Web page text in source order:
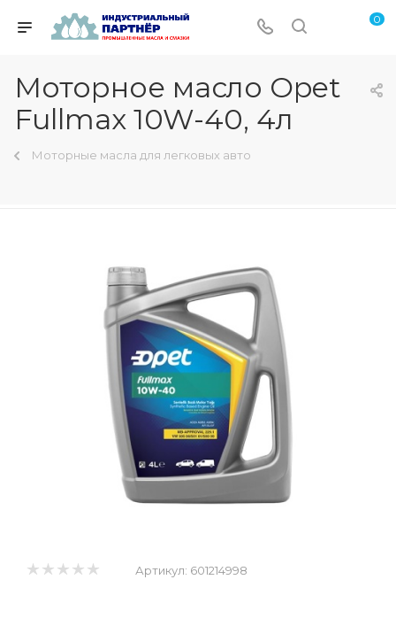
0
Моторное масло Opet
Fullmax 10W-40, 4л
Моторные масла для легковых авто
Артикул: 601214998